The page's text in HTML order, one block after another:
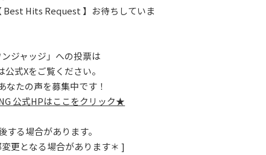
Best Hits Request 】お待ちしていま
ンジャッジ」への投票は
式Xをご覧ください。
なたの声を募集中です！
公式HPはここをクリック★
する場合があります。
更となる場合があります＊ ]